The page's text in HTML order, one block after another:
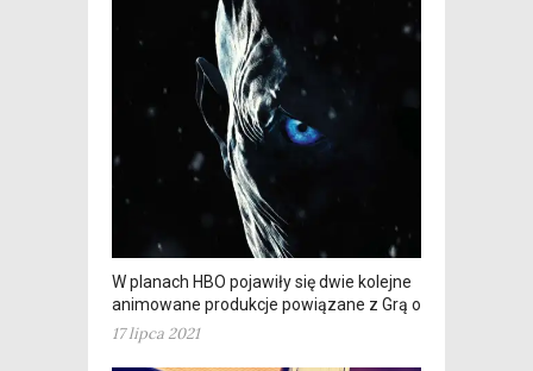
W planach HBO pojawiły się dwie kolejne
animowane produkcje powiązane z Grą o tron
17 lipca 2021